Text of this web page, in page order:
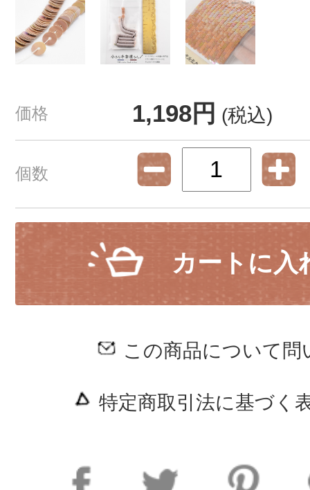
価格 1,198円 (税込)
個数
カートに入
この商品について問
特定商取引法に基づく